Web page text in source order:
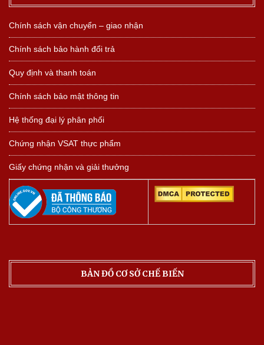
Chính sách vận chuyển – giao nhận
Chính sách bảo hành đổi trả
Quy định và thanh toán
Chính sách bảo mật thông tin
Hệ thống đại lý phân phối
Chứng nhận VSAT thực phẩm
Giấy chứng nhận và giải thưởng
BẢN ĐỒ CƠ SỞ CHẾ BIẾN